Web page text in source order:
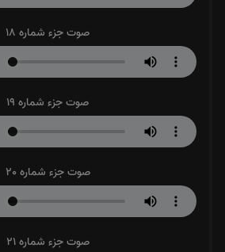
صوت جزء شماره 18
صوت جزء شماره 19
صوت جزء شماره 20
صوت جزء شماره 21